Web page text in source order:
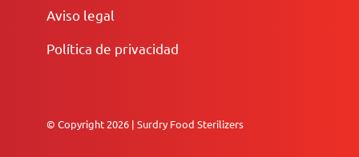
Aviso legal
Política de privacidad
© Copyright 2026 | Surdry Food Sterilizers